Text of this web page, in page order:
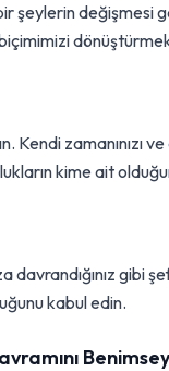
şeylerin değişmesi
Kendi
kime ait
gibi
kabul edin.